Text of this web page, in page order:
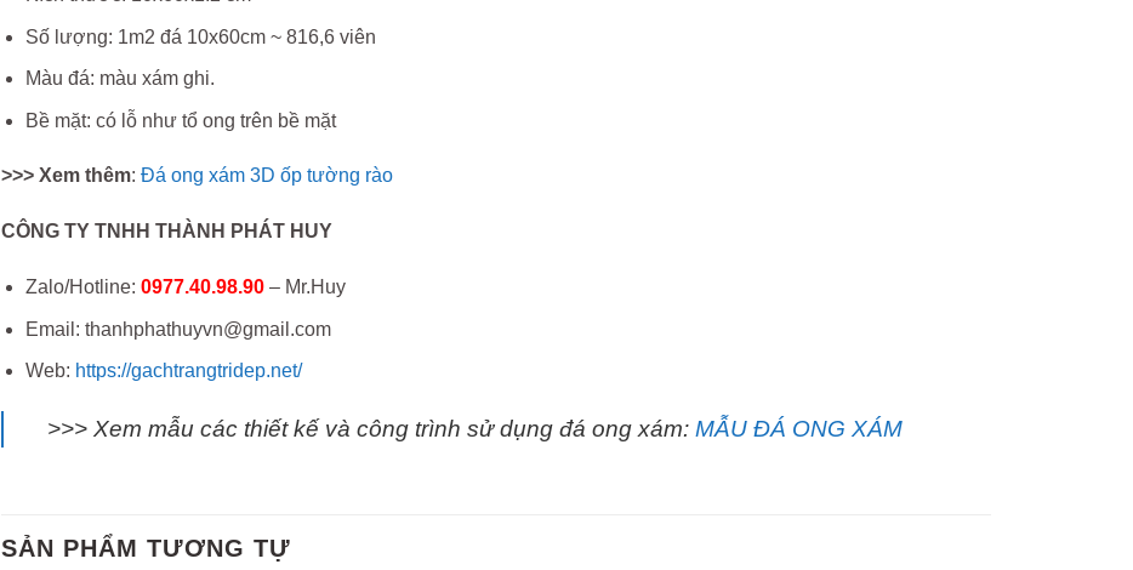
Số lượng: 1m2 đá 10x60cm ~ 816,6 viên
Màu đá: màu xám ghi.
Bề mặt: có lỗ như tổ ong trên bề mặt
>>> Xem thêm: Đá ong xám 3D ốp tường rào
CÔNG TY TNHH THÀNH PHÁT HUY
Zalo/Hotline:0977.40.98.90 – Mr.Huy
Email: thanhphathuyvn@gmail.com
Web: https://gachtrangtridep.net/
>>> Xem mẫu các thiết kế và công trình sử dụng đá ong xám: MẪU ĐÁ ONG XÁM
SẢN PHẨM TƯƠNG TỰ